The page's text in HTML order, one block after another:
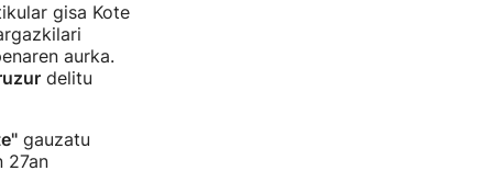
gisa Kote
aurka.
delitu
gauzatu
27an